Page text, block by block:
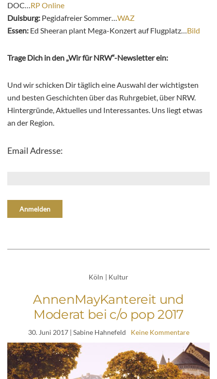
DOC…RP Online
Duisburg: Pegidafreier Sommer…WAZ
Essen: Ed Sheeran plant Mega-Konzert auf Flugplatz…Bild
Trage Dich in den „Wir für NRW“-Newsletter ein:
Und wir schicken Dir täglich eine Auswahl der wichtigsten
und besten Geschichten über das Ruhrgebiet, über NRW.
Hintergründe, Aktuelles und Interessantes. Uns liegt etwas
an der Region.
Email Adresse:
Köln | Kultur
AnnenMayKantereit und
Moderat bei c/o pop 2017
30. Juni 2017| Sabine Hahnefeld Keine Kommentare